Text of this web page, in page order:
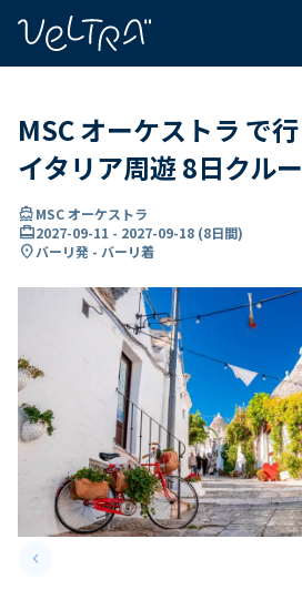
MSC オーケストラ で
イタリア周遊 8日クル
directions_boatMSC オーケストラ
card_travel2027-09-11 - 2027-09-18 (8日間)
location_onバーリ発 - バーリ着
keyboard_arrow_leftPrevious slide